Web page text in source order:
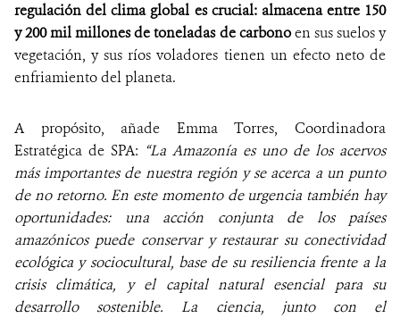
regulación del clima global es crucial: almacena entre 150
y 200 mil millones de toneladas de carbonoen sus suelos y
vegetación, y sus ríos voladores tienen un efecto neto de
enfriamiento del planeta.
A propósito, añade Emma Torres, Coordinadora
Estratégica de SPA: “La Amazonía es uno de los acervos
más importantes de nuestra región y se acerca a un punto
de no retorno. En este momento de urgencia también hay
oportunidades: una acción conjunta de los países
amazónicos puede conservar y restaurar su conectividad
ecológica y sociocultural, base de su resiliencia frente a la
crisis climática, y el capital natural esencial para su
desarrollo sostenible. La ciencia, junto con el